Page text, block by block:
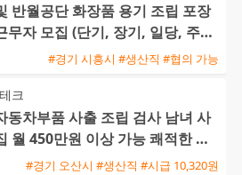
반월공단 화장품 용기 조립 포장
무자 모집 (단기, 장기, 일당, 주급
#경기 시흥시 #생산직 #협의 가능
크
동차부품 사출 조립 검사 남녀 사
월 450만원 이상 가능 쾌적한 환
사 제공
#경기 오산시 #생산직 #시급 10,320원